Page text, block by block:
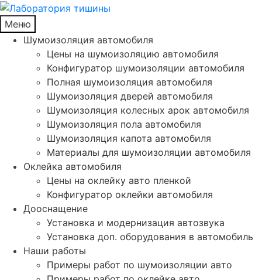
Меню
Шумоизоляция автомобиля
Цены на шумоизоляцию автомобиля
Конфигуратор шумоизоляции автомобиля
Полная шумоизоляция автомобиля
Шумоизоляция дверей автомобиля
Шумоизоляция колесных арок автомобиля
Шумоизоляция пола автомобиля
Шумоизоляция капота автомобиля
Материалы для шумоизоляции автомобиля
Оклейка автомобиля
Цены на оклейку авто пленкой
Конфигуратор оклейки автомобиля
Дооснащение
Установка и модернизация автозвука
Установка доп. оборудования в автомобиль
Наши работы
Примеры работ по шумоизоляции авто